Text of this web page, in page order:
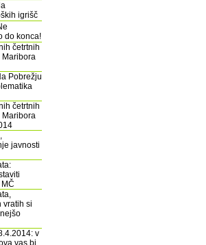
igrišč
do konca!
četrtnih
Maribora
Pobrežju
četrtnih
Maribora
javnosti
vratih si
v
vas bi